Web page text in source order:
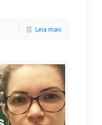
Leia mais